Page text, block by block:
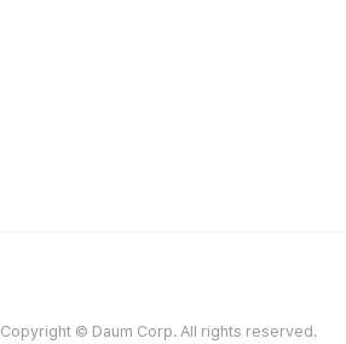
Copyright © Daum Corp. All rights reserved.